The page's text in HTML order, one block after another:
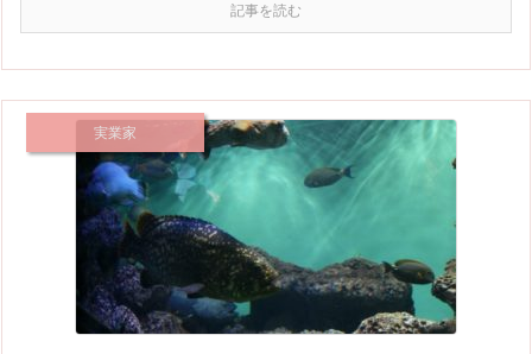
記事を読む
実業家